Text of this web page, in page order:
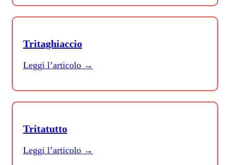
Tritaghiaccio
Leggi l’articolo →
Tritatutto
Leggi l’articolo →